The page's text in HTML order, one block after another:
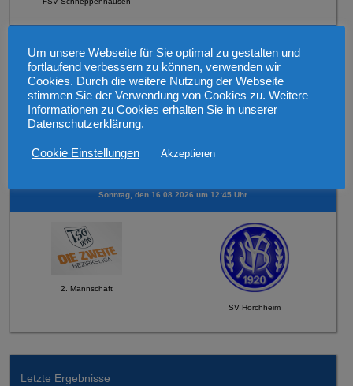
SV 1921 Guntersblum
Sonntag, den 16.08.2026 um 12:45 Uhr
2. Mannschaft
SV Horchheim
Letzte Ergebnisse
Um unsere Webseite für Sie optimal zu gestalten und
fortlaufend verbessern zu können, verwenden wir
Cookies. Durch die weitere Nutzung der Webseite
stimmen Sie der Verwendung von Cookies zu. Weitere
Informationen zu Cookies erhalten Sie in unserer
Datenschutzerklärung.
Cookie Einstellungen Akzeptieren